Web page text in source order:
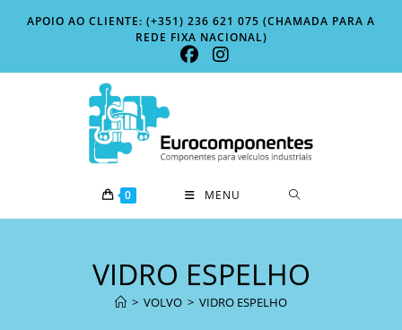
APOIO AO CLIENTE: (+351) 236 621 075 (CHAMADA PARA A
REDE FIXA NACIONAL)
0 MENU
VIDRO ESPELHO
> VOLVO > VIDRO ESPELHO